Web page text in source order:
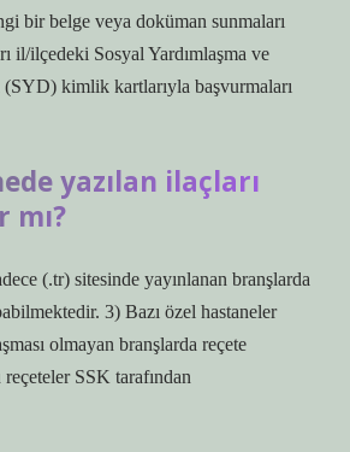
bir belge veya doküman sunmaları
il/ilçedeki Sosyal Yardımlaşma ve
(SYD) kimlik kartlarıyla başvurmaları
yazılan ilaçları
mı?
(.tr) sitesinde yayınlanan branşlarda
3) Bazı özel hastaneler
olmayan branşlarda reçete
SSK tarafından